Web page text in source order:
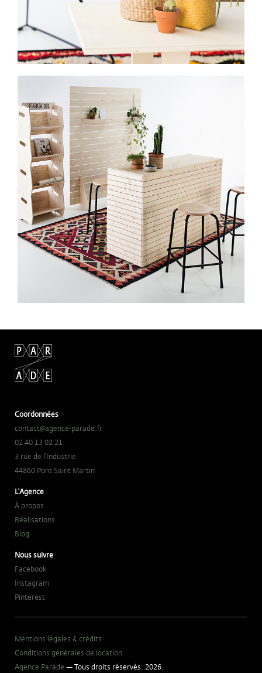
Coordonnées
contact@agence-parade.fr
02 40 13 02 21
3 rue de l'Industrie
44860 Pont Saint Martin
L'Agence
À propos
Réalisations
Blog
Nous suivre
Facebook
Instagram
Pinterest
Mentions légales & crédits
Conditions générales de location
Agence Parade — Tous droits réservés. 2026